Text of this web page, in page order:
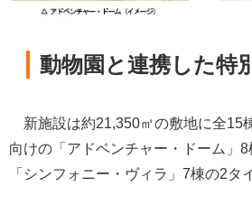
動物園と連携した特
新施設は約21,350㎡の敷地に全15
向けの「アドベンチャー・ドーム」
「シンフォニー・ヴィラ」7棟の2タ